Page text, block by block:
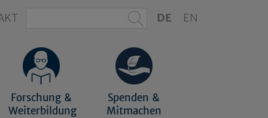
DE EN
Forschung &
Weiterbildung
Spenden &
Mitmachen